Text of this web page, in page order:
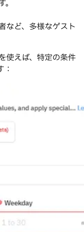
など、多様なゲスト
使えば、特定の条件